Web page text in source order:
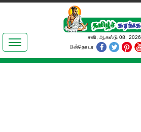
இலக்கியங்கள்
தமிழ் உலகம்
சனி, ஆகஸ்டு 08, 2026
பின்தொடர